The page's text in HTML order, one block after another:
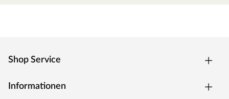
Shop Service
Informationen